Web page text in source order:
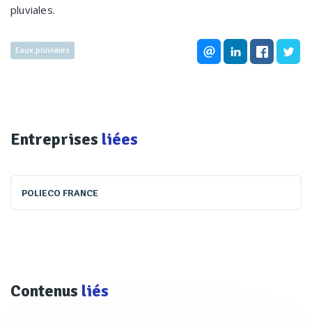
pluviales.
Eaux pluviales
Entreprises liées
POLIECO FRANCE
Contenus liés